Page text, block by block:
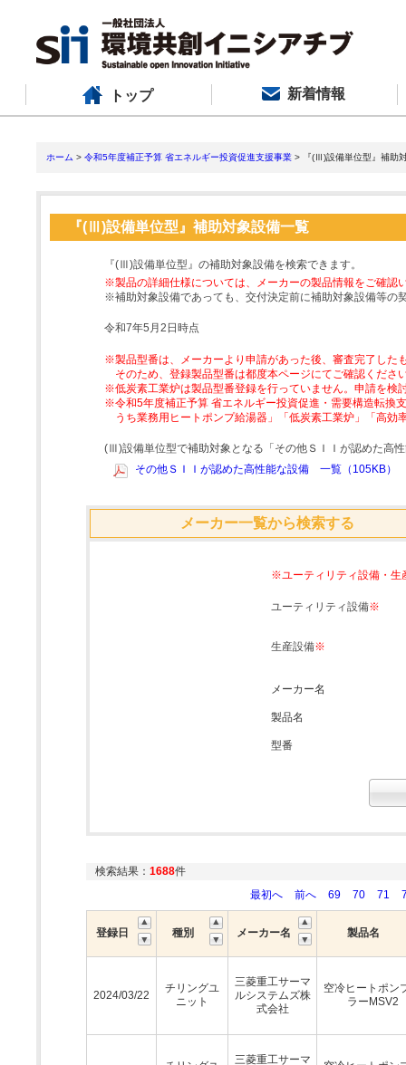
トップ 新着情報
ホーム > 令和5年度補正予算 省エネルギー投資促進支援事業 > 『(Ⅲ)設備単位型』補助
『(Ⅲ)設備単位型』補助対象設備一覧
『(Ⅲ)設備単位型』の補助対象設備を検索できます。
※製品の詳細仕様については、メーカーの製品情報をご確認
※補助対象設備であっても、交付決定前に補助対象設備等の
令和7年5月2日時点
※製品型番は、メーカーより申請があった後、審査完了した
そのため、登録製品型番は都度本ページにてご確認くださ
※低炭素工業炉は製品型番登録を行っていません。申請を検
※令和5年度補正予算 省エネルギー投資促進・需要構造転換
うち業務用ヒートポンプ給湯器」「低炭素工業炉」「高
(Ⅲ)設備単位型で補助対象となる「その他ＳＩＩが認めた高
その他ＳＩＩが認めた高性能な設備 一覧（105KB）
メーカー一覧から検索する
※ユーティリティ設備・生
ユーティリティ設備※
生産設備※
メーカー名
製品名
型番
検索結果： 1688件
最初へ
前へ 69 70 71
登録日 種別 メーカー名 製品名
2024/03/22
チリングユ
ニット
三菱重工サーマ
ルシステムズ株
式会社
空冷ヒートポン
ラーMSV2
三菱重工サーマ